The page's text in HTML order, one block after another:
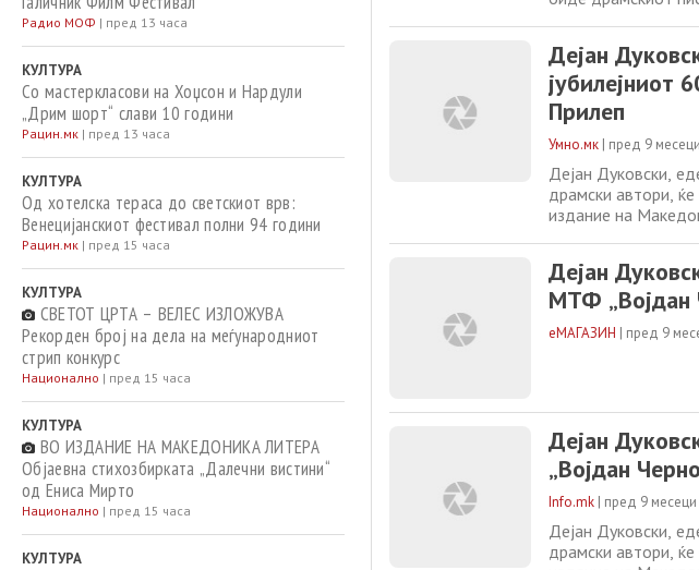
Радио МОФ | пред 13 часа
КУЛТУРА
Со мастеркласови на Хоџсон и Нардули
„Дрим шорт“ слави 10 години
Рацин.мк | пред 13 часа
КУЛТУРА
Од хотелска тераса до светскиот врв:
Венецијанскиот фестивал полни 94 години
Рацин.мк | пред 15 часа
КУЛТУРА
СВЕТОТ ЦРТА – ВЕЛЕС ИЗЛОЖУВА
Рекорден број на дела на меѓународниот
стрип конкурс
Национално | пред 15 часа
КУЛТУРА
ВО ИЗДАНИЕ НА МАКЕДОНИКА ЛИТЕРА
Објаевна стихозбирката „Далечни вистини“
од Ениса Мирто
Национално | пред 15 часа
КУЛТУРА
ден на авторот во
Дејан
јубилејниот
Прилеп
Умно.мк | пред 9 месеци
Дејан Дуковски,
драмски автори,
издание на
театарска меморија
Дејан
МТФ „Војдан
еМАГАЗИН | пред 9
Дејан
„Војдан
Info.mk | пред 9 месеци
Дејан Дуковски,
драмски автори,